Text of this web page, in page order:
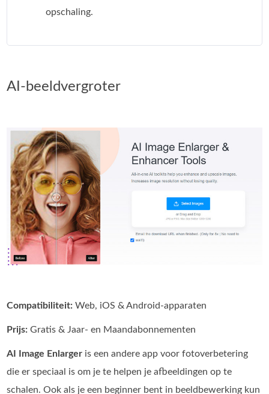
opschaling.
AI-beeldvergroter
Compatibiliteit: Web, iOS & Android‑apparaten
Prijs: Gratis & Jaar- en Maandabonnementen
AI Image Enlarger is een andere app voor fotoverbetering
die er speciaal is om je te helpen je afbeeldingen op te
schalen. Ook als je een beginner bent in beeldbewerking kun